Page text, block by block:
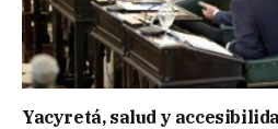
Yacyretá, salud y